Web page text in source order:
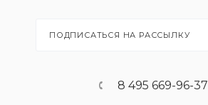
ПОДПИСАТЬСЯ НА РАССЫЛКУ
8 495 669-96-37